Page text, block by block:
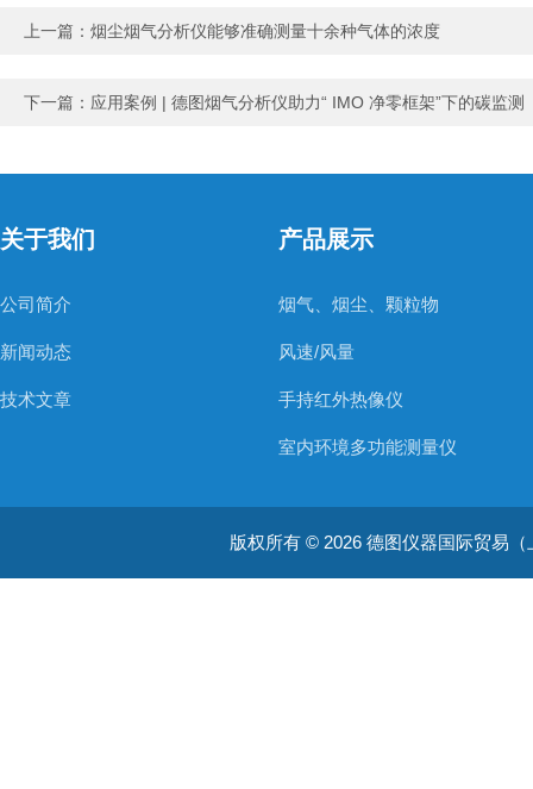
上一篇： 烟尘烟气分析仪能够准确测量十余种气体的浓度
下一篇： 应用案例 | 德图烟气分析仪助力“ IMO 净零框架”下的碳监测
关于我们
公司简介
新闻动态
技术文章
产品展示
烟气、烟尘、颗粒物
风速/风量
手持红外热像仪
室内环境多功能测量仪
温湿度仪器
版权所有 © 2026 德图仪器国际贸易